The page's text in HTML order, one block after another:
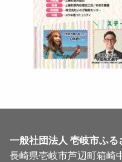
一般社団法人 壱岐市ふる
長崎県壱岐市芦辺町箱崎